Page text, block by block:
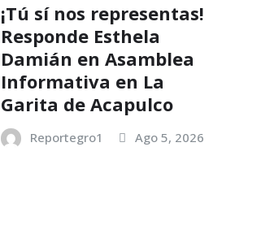
¡Tú sí nos representas!
Responde Esthela
Damián en Asamblea
Informativa en La
Garita de Acapulco
Reportegro1 Ago 5, 2026